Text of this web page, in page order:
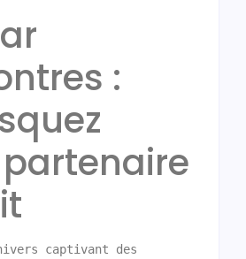
:
captivant des